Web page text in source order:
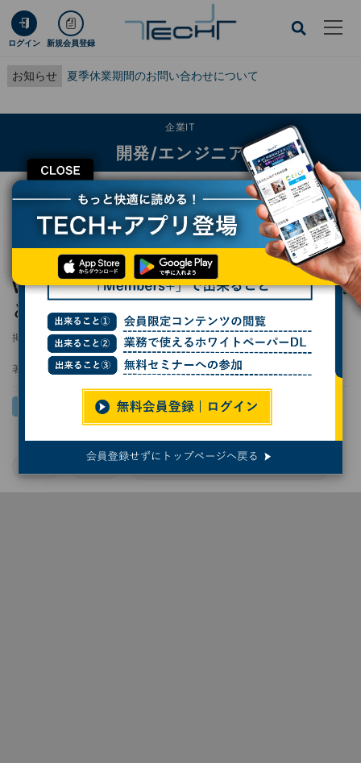
ログイン 新規会員登録
お知らせ 夏季休業期間のお問い合わせについて
CLOSE
企業IT
開発/エンジニア
TECH+ 企業IT
開発/エンジニア
WSL2が遅い原因は？高速化する設定と対策まとめ
WSL2が遅い原因は？高速化する設定と対策ま
とめ
掲載日 2026/05/14 11:45 更新日 2026/05/15 17:42
著者： 後藤大地